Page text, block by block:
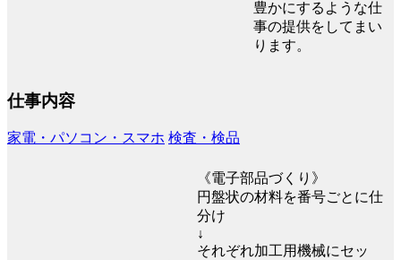
豊かにするような仕
事の提供をしてまい
ります。
仕事内容
家電・パソコン・スマホ 検査・検品
《電子部品づくり》
円盤状の材料を番号ごとに仕
分け
↓
それぞれ加工用機械にセッ